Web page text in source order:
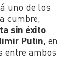
uno de los
cumbre,
sin éxito
Putin , en
entre ambos